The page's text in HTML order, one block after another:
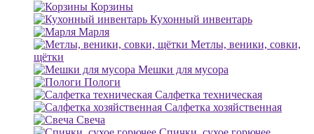
Корзины
Кухонный инвентарь
Марля
Метлы, веники, совки,
щётки
Мешки для мусора
Пологи
Салфетка техническая
Салфетка хозяйственная
Свеча